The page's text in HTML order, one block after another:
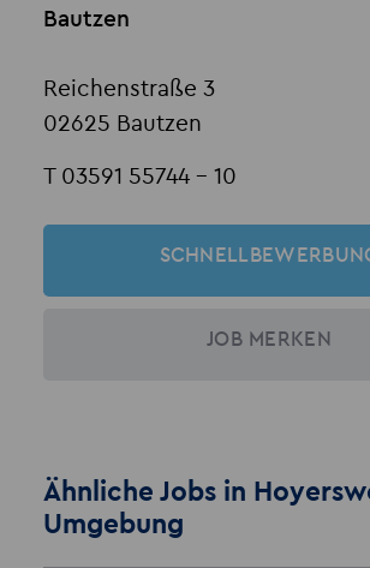
Bautzen
Reichenstraße 3
02625 Bautzen
T 03591 55744 - 10
JOB MERKEN
Ähnliche Jobs in
Umgebung